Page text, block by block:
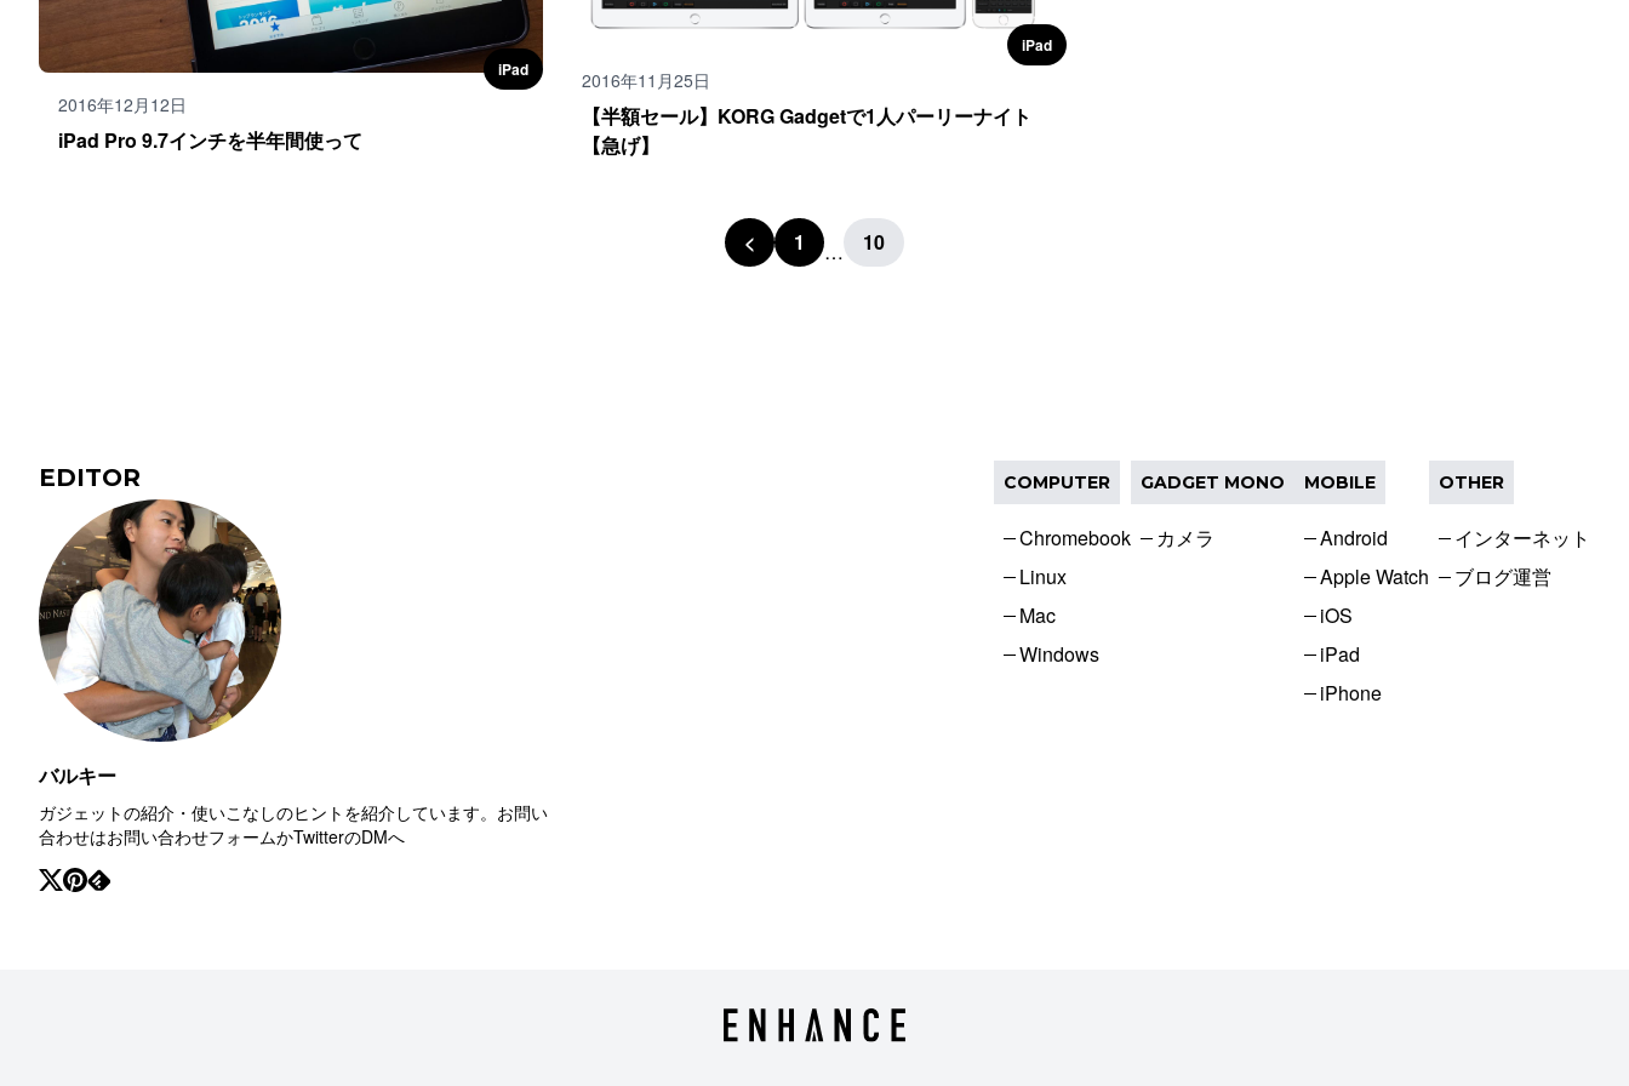
2016年12月12日
iPad Pro 9.7インチを半年間使って
iPad 2016年11月25日
【半額セール】KORG Gadgetで1人パーリーナイト
【急げ】
iPad
< 1 … 10
EDITOR
バルキー
ガジェットの紹介・使いこなしのヒントを紹介しています。お問い
合わせはお問い合わせフォームかTwitterのDMへ
COMPUTER
Chromebook
Linux
Mac
Windows
GADGET MONO
カメラ
MOBILE
Android
Apple Watch
iOS
iPad
iPhone
OTHER
インターネット
ブログ運営